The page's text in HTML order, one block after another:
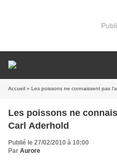
Accueil » Les poissons ne connaissent pas
Les poissons ne
Carl Aderhold
Publié le 27/02/2010 à 10:00
Par Aurore